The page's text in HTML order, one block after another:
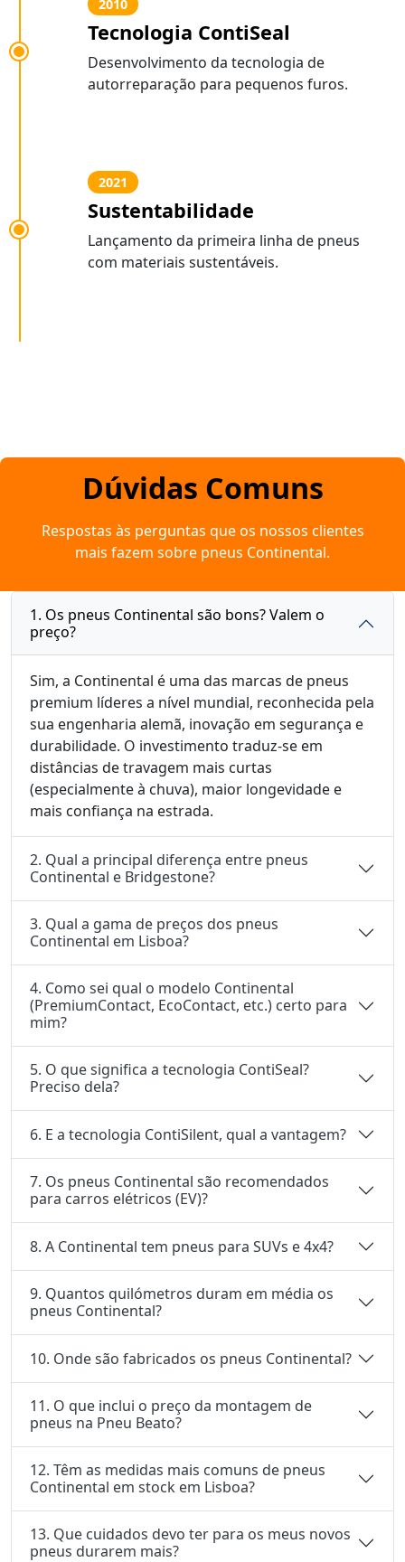
2010
Tecnologia ContiSeal
Desenvolvimento da tecnologia de
autorreparação para pequenos furos.
2021
Sustentabilidade
Lançamento da primeira linha de pneus
com materiais sustentáveis.
Dúvidas Comuns
Respostas às perguntas que os nossos clientes
mais fazem sobre pneus Continental.
1. Os pneus Continental são bons? Valem o
preço?
Sim, a Continental é uma das marcas de pneus
premium líderes a nível mundial, reconhecida pela
sua engenharia alemã, inovação em segurança e
durabilidade. O investimento traduz-se em
distâncias de travagem mais curtas
(especialmente à chuva), maior longevidade e
mais confiança na estrada.
2. Qual a principal diferença entre pneus
Continental e Bridgestone?
3. Qual a gama de preços dos pneus
Continental em Lisboa?
4. Como sei qual o modelo Continental
(PremiumContact, EcoContact, etc.) certo para
mim?
5. O que significa a tecnologia ContiSeal?
Preciso dela?
6. E a tecnologia ContiSilent, qual a vantagem?
7. Os pneus Continental são recomendados
para carros elétricos (EV)?
8. A Continental tem pneus para SUVs e 4x4?
9. Quantos quilómetros duram em média os
pneus Continental?
10. Onde são fabricados os pneus Continental?
11. O que inclui o preço da montagem de
pneus na Pneu Beato?
12. Têm as medidas mais comuns de pneus
Continental em stock em Lisboa?
13. Que cuidados devo ter para os meus novos
pneus durarem mais?